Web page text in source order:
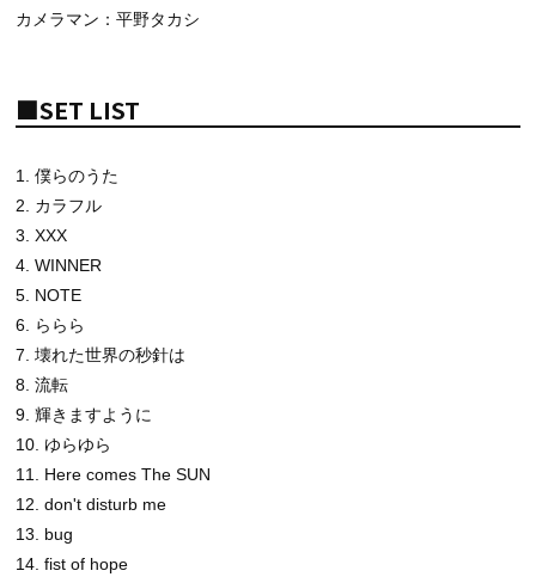
カメラマン：平野タカシ
■SET LIST
1. 僕らのうた
2. カラフル
3. XXX
4. WINNER
5. NOTE
6. ららら
7. 壊れた世界の秒針は
8. 流転
9. 輝きますように
10. ゆらゆら
11. Here comes The SUN
12. don't disturb me
13. bug
14. fist of hope